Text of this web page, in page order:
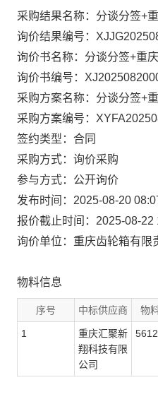
采购结果名称：分谈分签+
询价结果编号：
询价书名称：分谈分签+重
询价书编号：
采购方案名称：分谈分签+
采购方案编号：
签约类型：合同
采购方式：询价采购
参与方式：公开询价
发布时间：2025-08-20
报价截止时间：2025-08-22
询价单位：重庆齿轮箱有限
物料信息
序号 中标供应商 物
1
重庆汇聚新
翔科技有限
公司